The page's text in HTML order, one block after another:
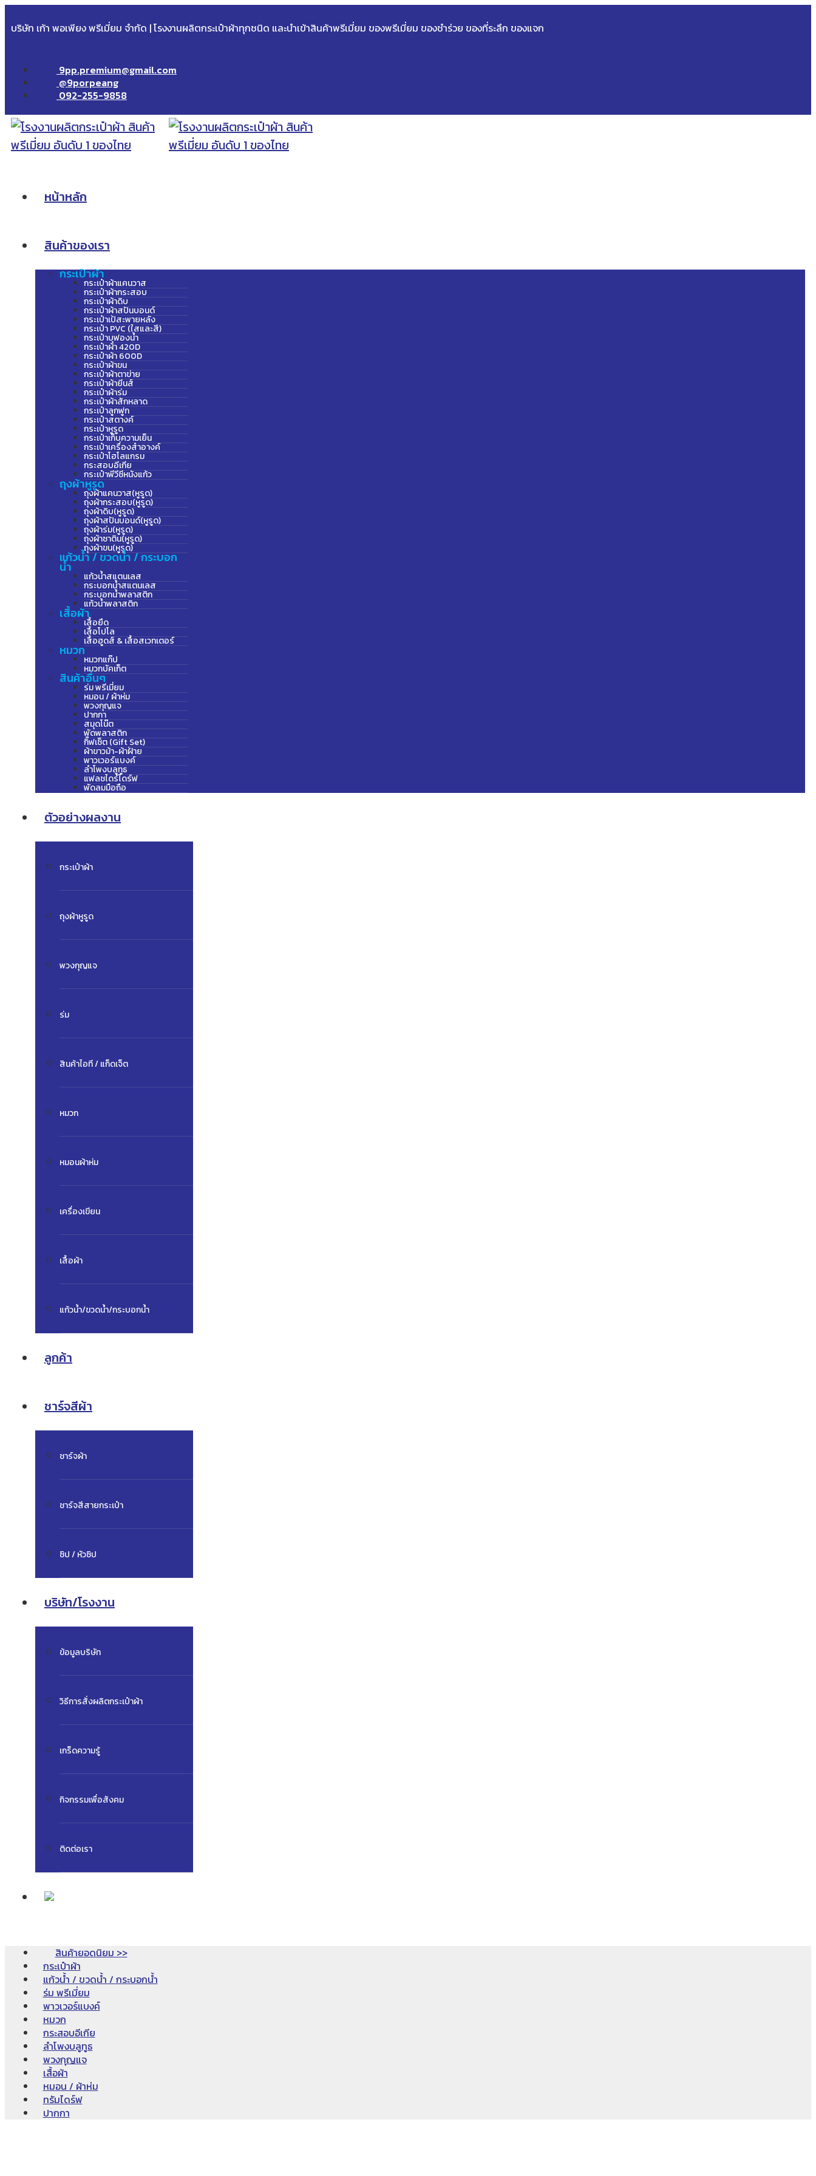
บริษัท เก้า พอเพียง พรีเมี่ยม จำกัด | โรงงานผลิตกระเป๋าผ้าทุกชนิด และนำเข้าสินค้าพรีเมี่ยม ของพรีเมี่ยม ของชำร่วย ของที่ระลึก ของแจก
9pp.premium@gmail.com
@9porpeang
092-255-9858
หน้าหลัก
สินค้าของเรา
กระเป๋าผ้า
กระเป๋าผ้าแคนวาส
กระเป๋าผ้ากระสอบ
กระเป๋าผ้าดิบ
กระเป๋าผ้าสปันบอนด์
กระเป๋าเป้สะพายหลัง
กระเป๋า PVC (ใสและสี)
กระเป๋าบุฟองน้ำ
กระเป๋าผ้า 420D
กระเป๋าผ้า 600D
กระเป๋าผ้าขน
กระเป๋าผ้าตาข่าย
กระเป๋าผ้ายีนส์
กระเป๋าผ้าร่ม
กระเป๋าผ้าสักหลาด
กระเป๋าลูกฟูก
กระเป๋าสตางค์
กระเป๋าหูรูด
กระเป๋าเก็บความเย็น
กระเป๋าเครื่องสำอางค์
กระเป๋าโฮโลแกรม
กระสอบอีเกีย
กระเป๋าพีวีซีหนังแก้ว
ถุงผ้าหูรูด
ถุงผ้าแคนวาส(หูรูด)
ถุงผ้ากระสอบ(หูรูด)
ถุงผ้าดิบ(หูรูด)
ถุงผ้าสปันบอนด์(หูรูด)
ถุงผ้าร่ม(หูรูด)
ถุงผ้าซาติน(หูรูด)
ถุงผ้าขน(หูรูด)
แก้วน้ำ / ขวดน้ำ / กระบอก
น้ำ
แก้วน้ำสแตนเลส
กระบอกน้ำสแตนเลส
กระบอกน้ำพลาสติก
แก้วน้ำพลาสติก
เสื้อผ้า
เสื้อยืด
เสื้อโปโล
เสื้อฮูดส์ & เสื้อสเวทเตอร์
หมวก
หมวกแก๊ป
หมวกบัคเก็ต
สินค้าอื่นๆ
ร่ม พรีเมี่ยม
หมอน / ผ้าห่ม
พวงกุญแจ
ปากกา
สมุดโน๊ต
พัดพลาสติก
กิ๊ฟเซ็ต (Gift Set)
ผ้าขาวม้า-ผ้าฝ้าย
พาวเวอร์แบงค์
ลำโพงบลูทูธ
แฟลชไดร์ไดร์ฟ
พัดลมมือถือ
ตัวอย่างผลงาน
กระเป๋าผ้า
ถุงผ้าหูรูด
พวงกุญแจ
ร่ม
สินค้าไอที / แก็ดเจ็ต
หมวก
หมอนผ้าห่ม
เครื่องเขียน
เสื้อผ้า
แก้วน้ำ/ขวดน้ำ/กระบอกน้ำ
ลูกค้า
ชาร์จสีผ้า
ชาร์จผ้า
ชาร์จสีสายกระเป๋า
ซิป / หัวซิป
บริษัท/โรงงาน
ข้อมูลบริษัท
วิธีการสั่งผลิตกระเป๋าผ้า
เกร็ดความรู้
กิจกรรมเพื่อสังคม
ติดต่อเรา
สินค้ายอดนิยม >>
กระเป๋าผ้า
แก้วน้ำ / ขวดน้ำ / กระบอกน้ำ
ร่ม พรีเมี่ยม
พาวเวอร์แบงค์
หมวก
กระสอบอีเกีย
ลำโพงบลูทูธ
พวงกุญแจ
เสื้อผ้า
หมอน / ผ้าห่ม
ทรัมไดร์ฟ
ปากกา